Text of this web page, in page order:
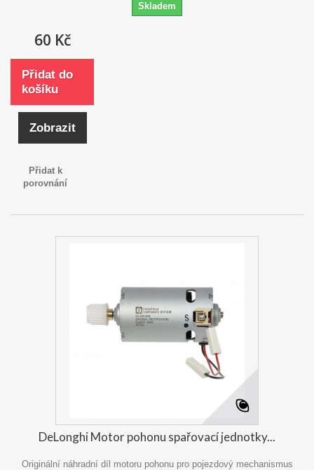
Skladem
60 Kč
Přidat do
košíku
Zobrazit
Přidat k
porovnání
DeLonghi Motor pohonu spařovací jednotky...
Originální náhradní díl motoru pohonu pro pojezdový mechanismus